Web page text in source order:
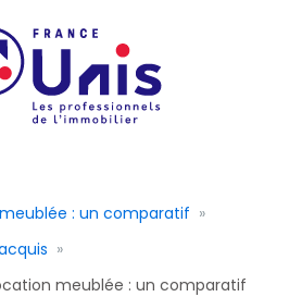
: un comparatif
meublée : un comparatif